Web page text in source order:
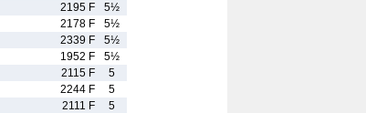
2195 F
5½
2178 F
5½
2339 F
5½
1952 F
5½
2115 F
5
2244 F
5
2111 F
5